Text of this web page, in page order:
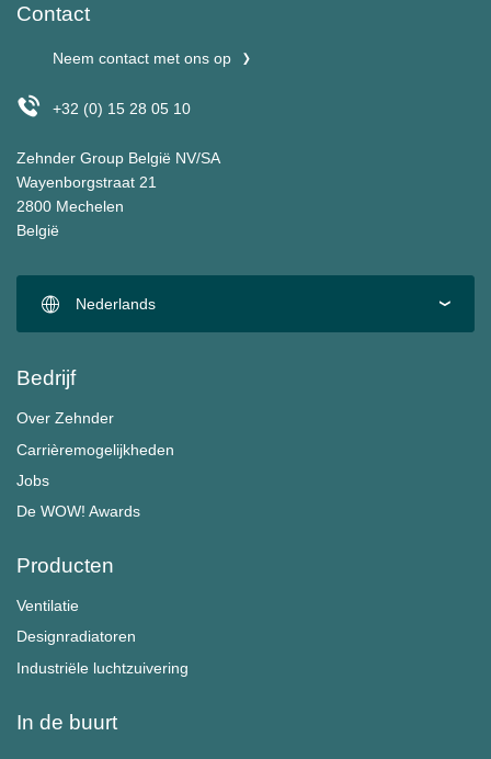
Contact
Neem contact met ons op
+32 (0) 15 28 05 10
Zehnder Group België NV/SA
Wayenborgstraat 21
2800 Mechelen
België
Nederlands
Bedrijf
Over Zehnder
Carrièremogelijkheden
Jobs
De WOW! Awards
Producten
Ventilatie
Designradiatoren
Industriële luchtzuivering
In de buurt